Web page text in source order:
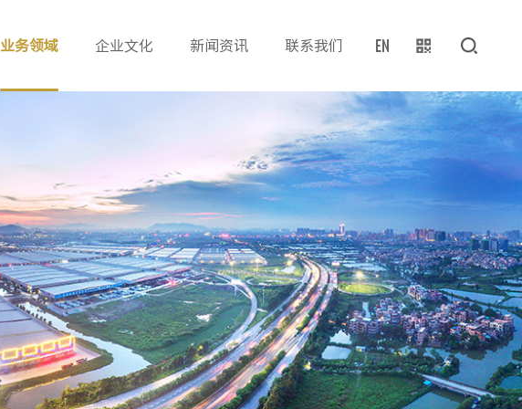
EN
业务领域 企业文化 新闻资讯 联系我们